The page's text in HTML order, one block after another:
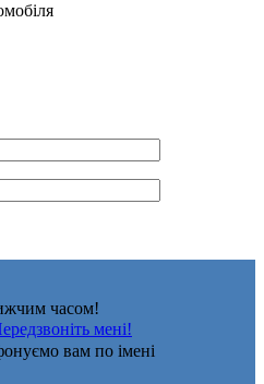
часом!
мені!
вам по імені